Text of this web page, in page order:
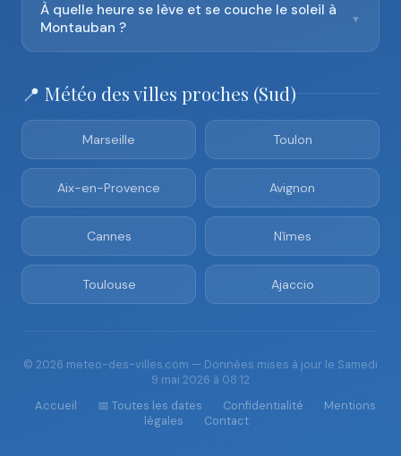
À quelle heure se lève et se couche le soleil à
Montauban ?
▼
📍 Météo des villes proches (Sud)
Marseille Toulon
Aix-en-Provence Avignon
Cannes Nîmes
Toulouse Ajaccio
© 2026 meteo-des-villes.com — Données mises à jour le Samedi
9 mai 2026 à 08:12
Accueil
📅 Toutes les dates Confidentialité
Mentions
légales
Contact